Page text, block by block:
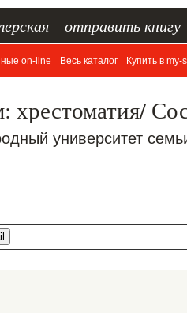
отправить книгу
on-line Весь каталог Купить в my-
хрестоматия/
университет